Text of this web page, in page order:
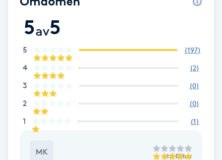
Bröllopsuppsättning
Celluliter
Coachning
Color correction
Cryoterapi
5av5
5 (197)
4 (2)
3 (0)
2 (0)
1 (1)
MK till Dilber